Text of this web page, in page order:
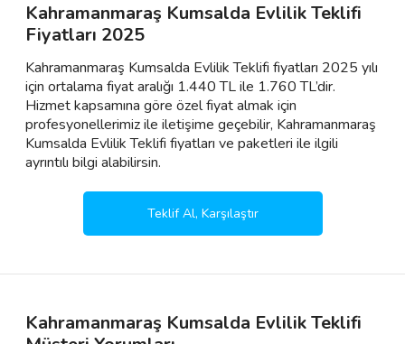
Kahramanmaraş Kumsalda Evlilik Teklifi
Fiyatları 2025
Kahramanmaraş Kumsalda Evlilik Teklifi fiyatları 2025 yılı
için ortalama fiyat aralığı 1.440 TL ile 1.760 TL’dir.
Hizmet kapsamına göre özel fiyat almak için
profesyonellerimiz ile iletişime geçebilir, Kahramanmaraş
Kumsalda Evlilik Teklifi fiyatları ve paketleri ile ilgili
ayrıntılı bilgi alabilirsin.
Teklif Al, Karşılaştır
Kahramanmaraş Kumsalda Evlilik Teklifi